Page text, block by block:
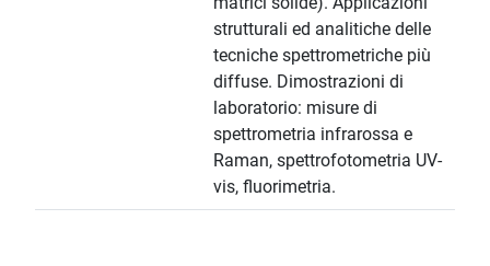
strutturali ed analitiche delle
tecniche spettrometriche più
diffuse. Dimostrazioni di
laboratorio: misure di
spettrometria infrarossa e
Raman, spettrofotometria UV-
vis, fluorimetria.